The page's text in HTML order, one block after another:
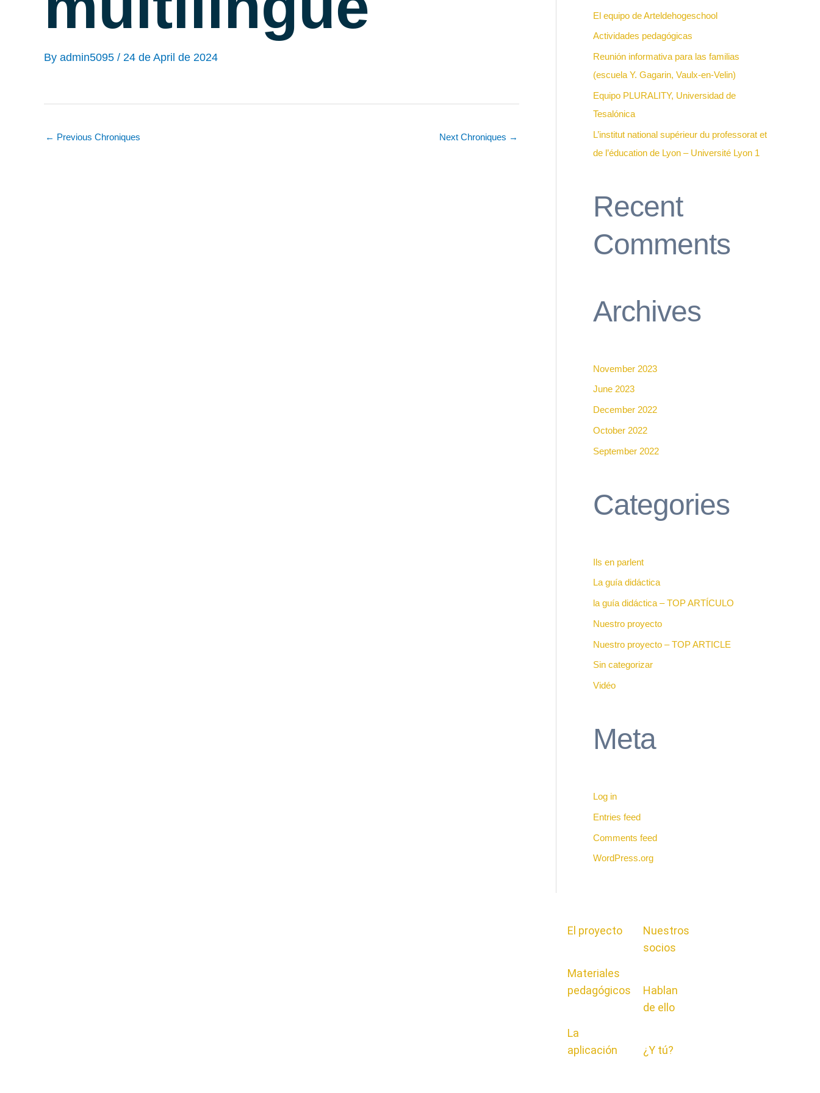
By admin5095 / 24 de April de 2024
← Previous Chroniques Next Chroniques →
fEl equipo de Arteldehogeschool
Actividades pedagógicas
Reunión informativa para las familias
(escuela Y. Gagarin, Vaulx-en-Velin)
Equipo PLURALITY, Universidad de
Tesalónica
L’institut national supérieur du professorat et
de l’éducation de Lyon – Université Lyon 1
Recent
Comments
Archives
November 2023
June 2023
December 2022
October 2022
September 2022
Categories
Ils en parlent
La guía didáctica
la guía didáctica – TOP ARTÍCULO
Nuestro proyecto
Nuestro proyecto – TOP ARTICLE
Sin categorizar
Vidéo
Meta
Log in
Entries feed
Comments feed
WordPress.org
El proyecto
Materiales
pedagógicos
La
aplicación
Nuestros
socios
Hablan
de ello
¿Y tú?